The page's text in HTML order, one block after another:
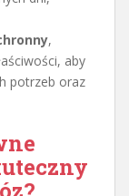
,
aby
potrzeb oraz